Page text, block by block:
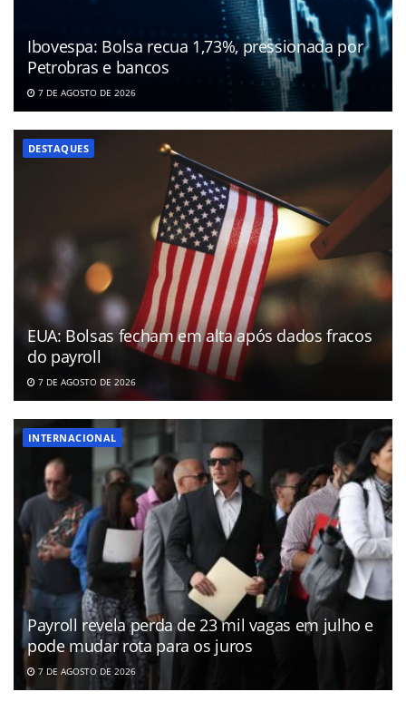
Ibovespa: Bolsa recua 1,73%, pressionada por
Petrobras e bancos
7 DE AGOSTO DE 2026
DESTAQUES
EUA: Bolsas fecham em alta após dados fracos
do payroll
7 DE AGOSTO DE 2026
INTERNACIONAL
Payroll revela perda de 23 mil vagas em julho e
pode mudar rota para os juros
7 DE AGOSTO DE 2026